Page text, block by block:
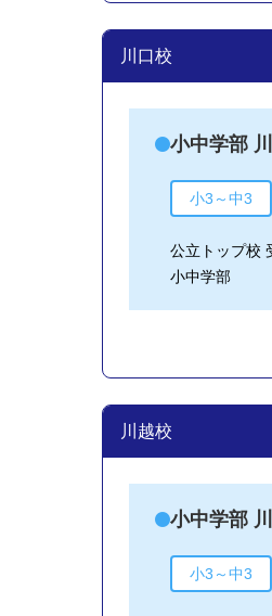
川口校
小中学部
小3～中3
公立トップ校
小中学部
川越校
小中学部
小3～中3